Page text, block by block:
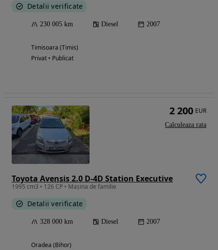
Detalii verificate
230 005 km Diesel 2007
Timisoara (Timis)
Privat • Publicat
Toyota Avensis 2.0 D-4D Station Executive
1995 cm3 • 126 CP • Mașina de familie
Detalii verificate
328 000 km Diesel 2007
Oradea (Bihor)
2 200 EUR
Calculeaza rata